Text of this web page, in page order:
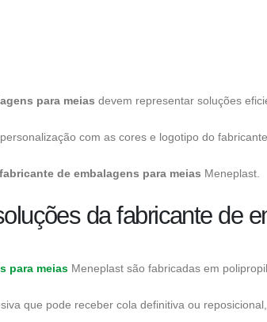
para meias devem representar soluções
com as cores e logotipo do
fabricante de embalagens para meias Meneplast.
da fabricante de
para meiasMeneplast são fabricadas em
que pode receber cola definitiva ou